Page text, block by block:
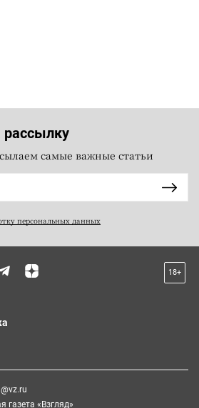
рассылку
самые важные статьи
персональных данных
18+
«Взгляд»